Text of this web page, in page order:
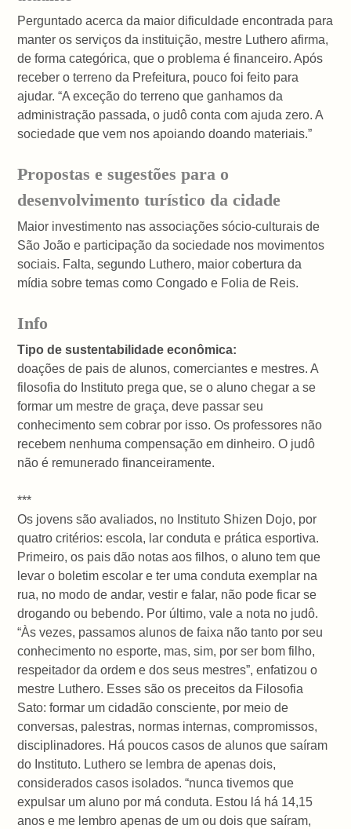
Perguntado acerca da maior dificuldade encontrada para
manter os serviços da instituição, mestre Luthero afirma,
de forma categórica, que o problema é financeiro. Após
receber o terreno da Prefeitura, pouco foi feito para
ajudar. “A exceção do terreno que ganhamos da
administração passada, o judô conta com ajuda zero. A
sociedade que vem nos apoiando doando materiais.”
Propostas e sugestões para o
desenvolvimento turístico da cidade
Maior investimento nas associações sócio-culturais de
São João e participação da sociedade nos movimentos
sociais. Falta, segundo Luthero, maior cobertura da
mídia sobre temas como Congado e Folia de Reis.
Info
Tipo de sustentabilidade econômica:
doações de pais de alunos, comerciantes e mestres. A
filosofia do Instituto prega que, se o aluno chegar a se
formar um mestre de graça, deve passar seu
conhecimento sem cobrar por isso. Os professores não
recebem nenhuma compensação em dinheiro. O judô
não é remunerado financeiramente.
***
Os jovens são avaliados, no Instituto Shizen Dojo, por
quatro critérios: escola, lar conduta e prática esportiva.
Primeiro, os pais dão notas aos filhos, o aluno tem que
levar o boletim escolar e ter uma conduta exemplar na
rua, no modo de andar, vestir e falar, não pode ficar se
drogando ou bebendo. Por último, vale a nota no judô.
“Às vezes, passamos alunos de faixa não tanto por seu
conhecimento no esporte, mas, sim, por ser bom filho,
respeitador da ordem e dos seus mestres”, enfatizou o
mestre Luthero. Esses são os preceitos da Filosofia
Sato: formar um cidadão consciente, por meio de
conversas, palestras, normas internas, compromissos,
disciplinadores. Há poucos casos de alunos que saíram
do Instituto. Luthero se lembra de apenas dois,
considerados casos isolados. “nunca tivemos que
expulsar um aluno por má conduta. Estou lá há 14,15
anos e me lembro apenas de um ou dois que saíram,